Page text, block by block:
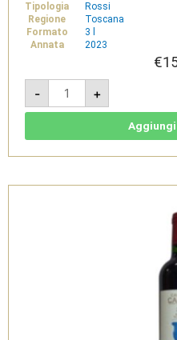
Tipologia
Rossi
Regione
Toscana
Formato
3 l
Annata
2023
€
-
Le
Cupole
2023
-
Jeroboam
Tenuta
+